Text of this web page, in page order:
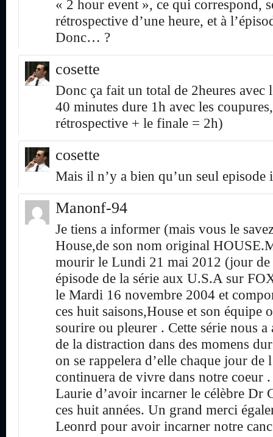
« 2 hour event », ce qui correspond,
rétrospective d’une heure, et à
Donc… ?
cosette
Donc ça fait un total de 2heures avec
40 minutes dure 1h avec les
rétrospective + le finale = 2h)
cosette
Mais il n’y a bien qu’un seul episode
Manonf-94
Je tiens a informer (mais vous le
House,de son nom original
mourir le Lundi 21 mai 2012 (jour
épisode de la série aux U.S.A sur
le Mardi 16 novembre 2004 et
ces huit saisons,House et son équipe
sourire ou pleurer . Cette série nous
de la distraction dans des momens
on se rappelera d’elle chaque jour de
continuera de vivre dans notre coeur
Laurie d’avoir incarner le célèbre Dr
ces huit années. Un grand merci
Leonrd pour avoir incarner notre